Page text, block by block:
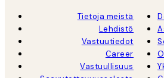
Tietoja meistä
Lehdistö
Vastuutiedot
Career
Vastuullisuus